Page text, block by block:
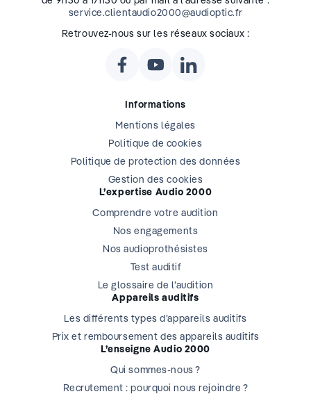
service.clientaudio2000@audioptic.fr
Retrouvez-nous sur les réseaux sociaux :
Informations
Mentions légales
Politique de cookies
Politique de protection des données
Gestion des cookies
L’expertise Audio 2000
Comprendre votre audition
Nos engagements
Nos audioprothésistes
Test auditif
Le glossaire de l’audition
Appareils auditifs
Les différents types d’appareils auditifs
Prix et remboursement des appareils auditifs
L’enseigne Audio 2000
Qui sommes-nous ?
Recrutement : pourquoi nous rejoindre ?